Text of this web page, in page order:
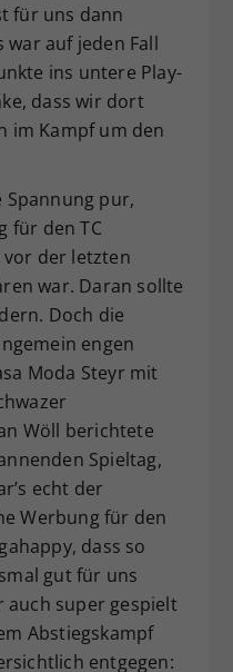
für uns dann
war auf jeden Fall
ins untere Play-
dass wir dort
im Kampf um den
pur,
für den TC
vor der letzten
war. Daran sollte
Doch die
engen
Moda Steyr mit
Wöll berichtete
Spieltag,
echt der
Werbung für den
dass so
gut für uns
auch super gespielt
Abstiegskampf
entgegen: